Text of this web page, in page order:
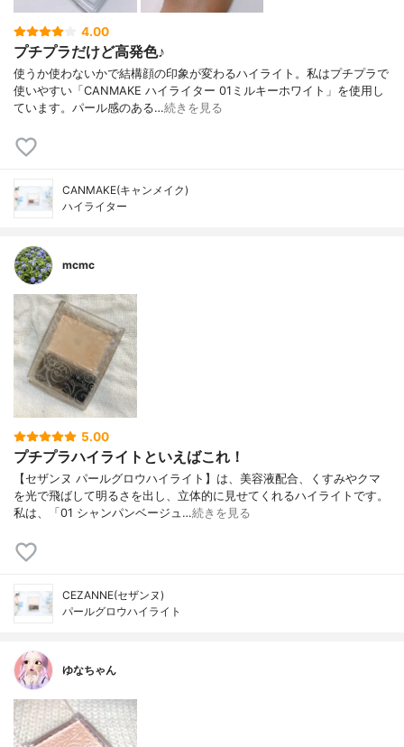
4.00
プチプラだけど高発色♪
使うか使わないかで結構顔の印象が変わるハイライト。私はプチプラで
使いやすい「CANMAKE ハイライター 01ミルキーホワイト」を使用し
ています。パール感のある…続きを見る
CANMAKE(キャンメイク)
ハイライター
mcmc
5.00
プチプラハイライトといえばこれ！
【セザンヌ パールグロウハイライト】は、美容液配合、くすみやクマ
を光で飛ばして明るさを出し、立体的に見せてくれるハイライトです。
私は、「01 シャンパンベージュ…続きを見る
CEZANNE(セザンヌ)
パールグロウハイライト
ゆなちゃん